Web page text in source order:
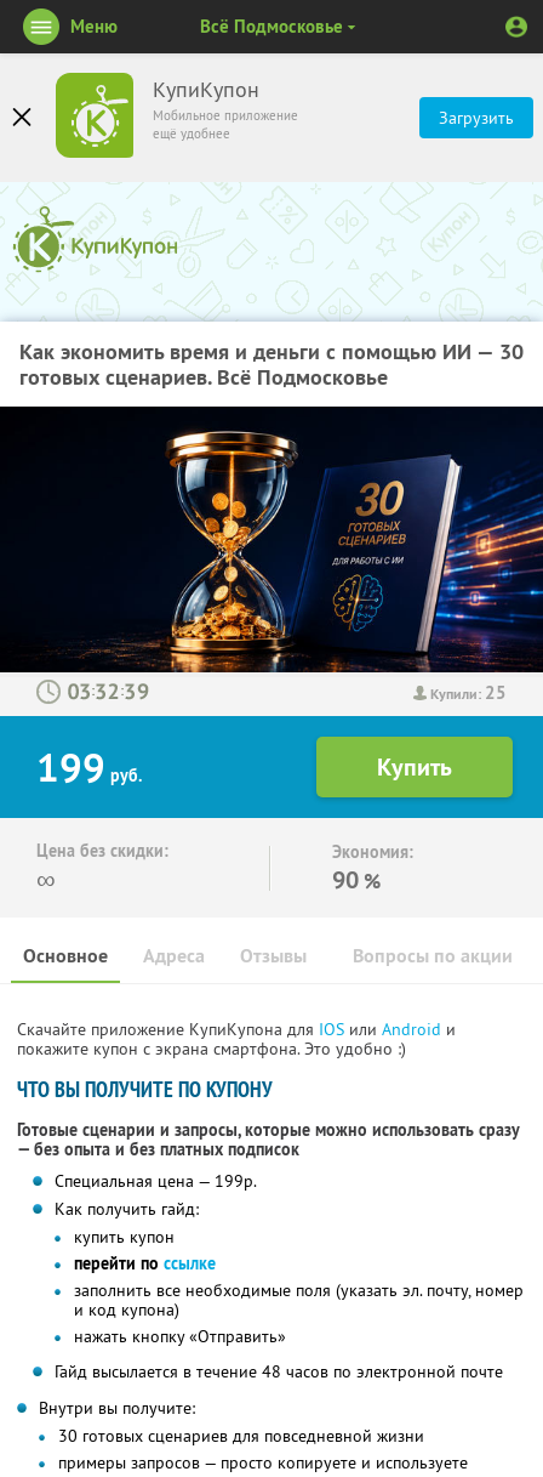
КупиКупон
Мобильное приложение
ещё удобнее
Загрузить
Меню Всё Подмосковье
Как экономить время и деньги с помощью ИИ — 30
готовых сценариев. Всё Подмосковье
Купили: 25
: :
199 руб.
Цена без скидки:
∞
Экономия:
90 %
Основное Отзывы Вопросы по акции
Адреса
Скачайте приложение КупиКупона для IOS или Android и
покажите купон с экрана смартфона. Это удобно :)
ЧТО ВЫ ПОЛУЧИТЕ ПО КУПОНУ
Готовые сценарии и запросы, которые можно использовать сразу
— без опыта и без платных подписок
Специальная цена — 199р.
Как получить гайд:
купить купон
перейти по ссылке
заполнить все необходимые поля (указать эл. почту, номер
и код купона)
нажать кнопку «Отправить»
Гайд высылается в течение 48 часов по электронной почте
Внутри вы получите:
30 готовых сценариев для повседневной жизни
примеры запросов — просто копируете и используете